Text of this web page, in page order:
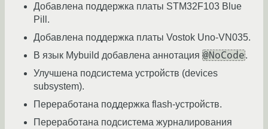
Добавлена поддержка платы STM32F103 Blue
Pill.
Добавлена поддержка платы Vostok Uno-VN035.
В язык Mybuild добавлена аннотация @NoCode.
Улучшена подсистема устройств (devices
subsystem).
Переработана поддержка flash-устройств.
Переработана подсистема журналирования